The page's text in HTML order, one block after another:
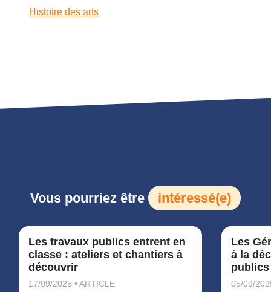
Histoire des arts
Vous pourriez être intéressé(e)
Les travaux publics entrent en
classe : ateliers et chantiers à
découvrir
17/09/2025 • ARTICLE
Les
à la
05/09/